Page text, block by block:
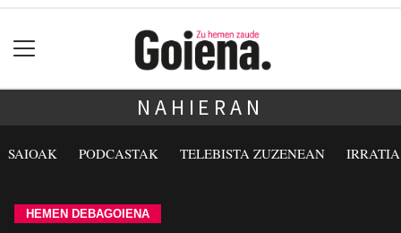
NAHIERAN
SAIOAK PODCASTAK TELEBISTA ZUZENEAN
HEMEN DEBAGOIENA